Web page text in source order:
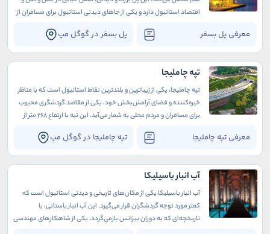
معرفی پل بسفر پل بسفر در گوگل مپ
اقتصاد استانبول دارد و یکی از جاهای دیدنی استانبول برای مسافران از
تپه چاملیجا
معرفی تپه چاملیجا تپه چاملیجا در گوگل مپ
تپه چاملیجا، یکی از زیباترین و بلندترین نقاط استانبول است که با مناظر
خیره‌کننده و فضای آرامش‌بخش خود، یکی از مقاصد گردشگری محبوب
برای مسافران و مردم محلی به شمار می‌آید. این تپه با ارتفاع 268 متر از
را فراهم می‌کند.
آب انبار باسیلیکا
آب انبار باسیلیکا یکی از مکان‌های تاریخی و دیدنی استانبول است که
کمتر مورد توجه گردشگران قرار می‌گیرد. این آب انبار باستانی، با
تاریخچه‌ای که به دوران بیزانس بازمی‌گردد، یکی از شاهکارهای مهندسی